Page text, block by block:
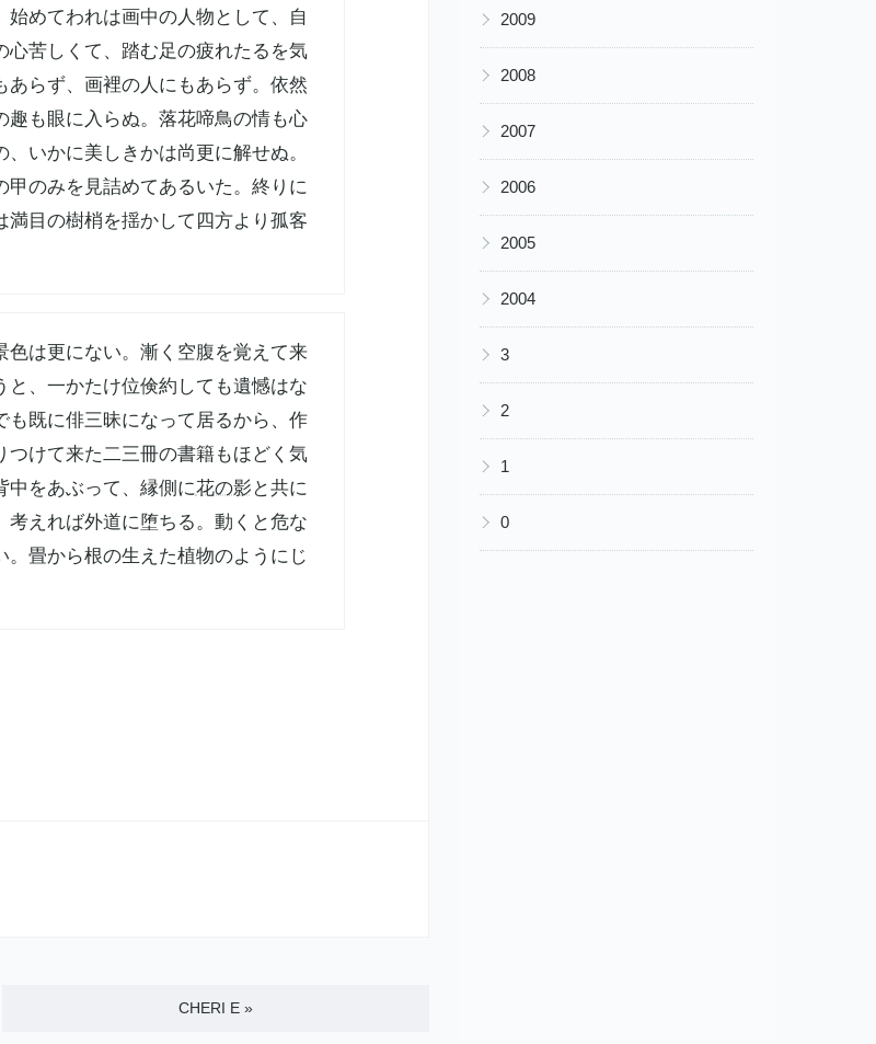
めてわれは画中の人物として、自
苦しくて、踏む足の疲れたるを気
らず、画裡の人にもあらず。依然
趣も眼に入らぬ。落花啼鳥の情も心
いかに美しきかは尚更に解せぬ。
のみを見詰めてあるいた。終りに
目の樹梢を揺かして四方より孤客
は更にない。漸く空腹を覚えて来
、一かたけ位倹約しても遺憾はな
既に俳三昧になって居るから、作
つけて来た二三冊の書籍もほどく気
中をあぶって、縁側に花の影 と共に
えれば外道に堕ちる。動くと危な
畳から根の生えた植物のようにじ
CHERI E »
▶ 2009
▶ 2008
▶ 2007
▶ 2006
▶ 2005
▶ 2004
▶ 3
▶ 2
▶ 1
▶ 0